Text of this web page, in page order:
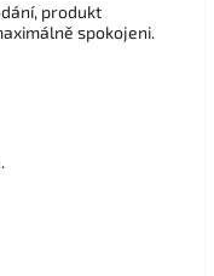
produkt
spokojeni.